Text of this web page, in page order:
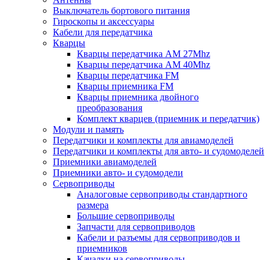
Выключатель бортового питания
Гироскопы и аксессуары
Кабели для передатчика
Кварцы
Кварцы передатчика AM 27Mhz
Кварцы передатчика AM 40Mhz
Кварцы передатчика FM
Кварцы приемника FM
Кварцы приемника двойного
преобразования
Комплект кварцев (приемник и передатчик)
Модули и память
Передатчики и комплекты для авиамоделей
Передатчики и комплекты для авто- и судомоделей
Приемники авиамоделей
Приемники авто- и судомодели
Сервоприводы
Аналоговые сервоприводы стандартного
размера
Большие сервоприводы
Запчасти для сервоприводов
Кабели и разъемы для сервоприводов и
приемников